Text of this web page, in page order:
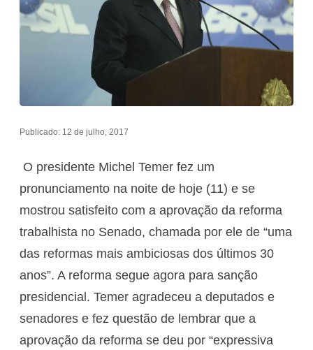
Publicado: 12 de julho, 2017
O presidente Michel Temer fez um
pronunciamento na noite de hoje (11) e se
mostrou satisfeito com a aprovação da reforma
trabalhista no Senado, chamada por ele de “uma
das reformas mais ambiciosas dos últimos 30
anos”. A reforma segue agora para sanção
presidencial. Temer agradeceu a deputados e
senadores e fez questão de lembrar que a
aprovação da reforma se deu por “expressiva